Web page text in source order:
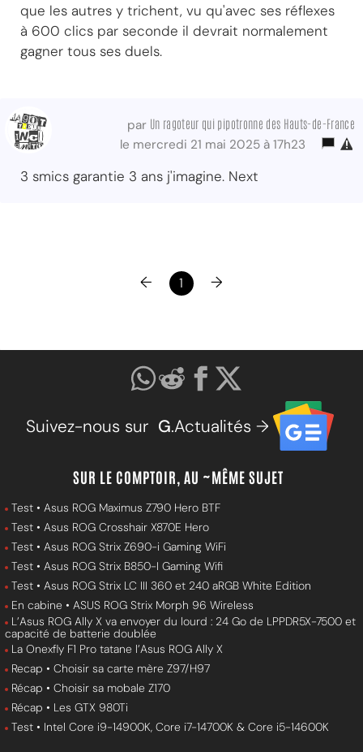
que les autres y trichent, vu qu'avec ses réflexes
à 600 clics par seconde il devrait normalement
gagner tous ses duels.
par Un ragoteur qui pipotronne des Hauts-de-France
le mercredi 21 mai 2025 à 17h23
3 smics garantie 3 ans j'imagine. Next
← 1 →
Suivez-nous sur G.Actualités →
SUR LE COMPTOIR, AU ~MÊME SUJET
Test • Asus ROG Maximus Z790 Hero BTF
Test • Asus ROG Crosshair X870E Hero
Test • Asus ROG Strix Z690-i Gaming WiFi
Test • Asus ROG Strix B850-I Gaming Wifi
Test • Asus ROG Strix LC III 360 et 240 aRGB White Edition
En cabine • ASUS ROG Strix Morph 96 Wireless
L’Asus ROG Ally X va envoyer du lourd : 24 Go de LPPDR5X-7500 et
capacité de batterie doublée
La Onexfly F1 Pro tatane l’Asus ROG Ally X
Recap • Choisir sa carte mère Z97/H97
Récap • Choisir sa mobale Z170
Récap • Les GTX 980Ti
Test • Intel Core i9-14900K, Core i7-14700K & Core i5-14600K